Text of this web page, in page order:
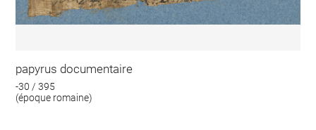
papyrus documentaire
-30 / 395
(époque romaine)